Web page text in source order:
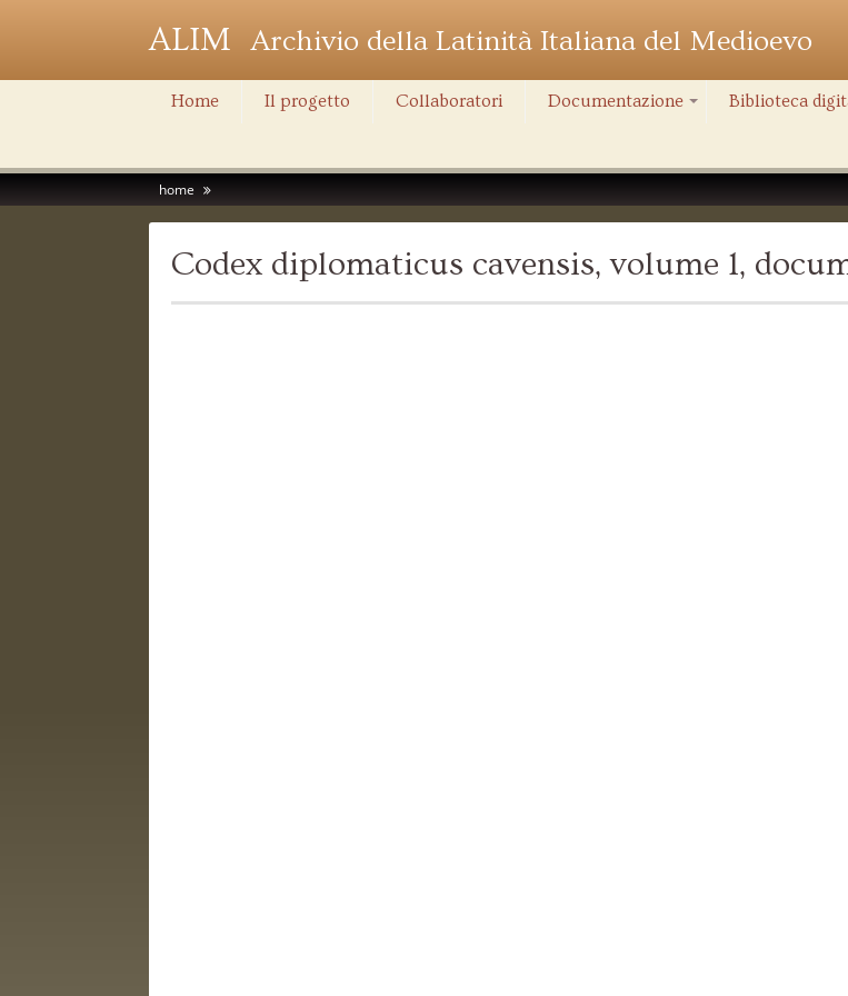
ALIM Archivio della Latinità Italiana del Medioevo
Home Il progetto Collaboratori Documentazione Biblioteca
home
Codex diplomaticus cavensis, volume 1,